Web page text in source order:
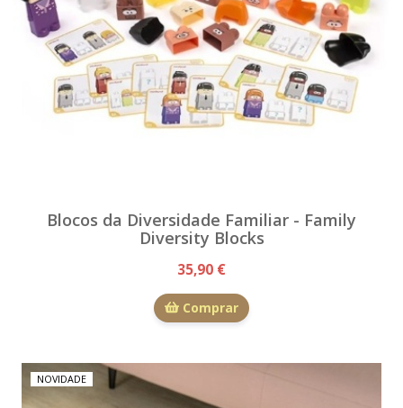
Blocos da Diversidade Familiar - Family
Diversity Blocks
35,90 €
Comprar
NOVIDADE